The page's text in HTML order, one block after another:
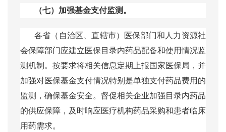
（七）加强基金支付监测。
各省（自治区、直辖市）医保部门和人力资源社
会保障部门应建立医保目录内药品配备和使用情况监
测机制。按要求将相关信息定期上报国家医保局，并
加强对医保基金支付情况特别是单独支付药品费用的
监测，确保基金安全。督促相关企业加强目录内药品
的供应保障，及时响应医疗机构药品采购和患者临床
用药需求。